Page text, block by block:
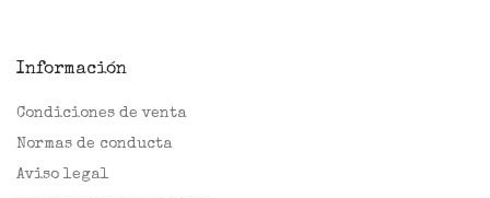
Información
Condiciones de venta
Normas de conducta
Aviso legal